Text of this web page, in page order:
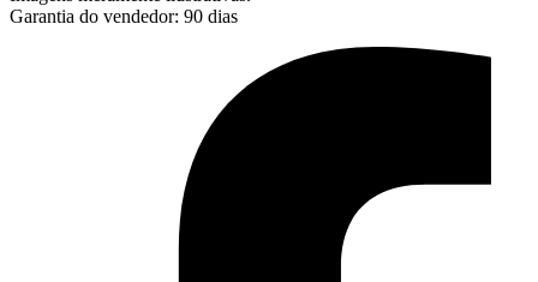
Garantia do vendedor: 90 dias